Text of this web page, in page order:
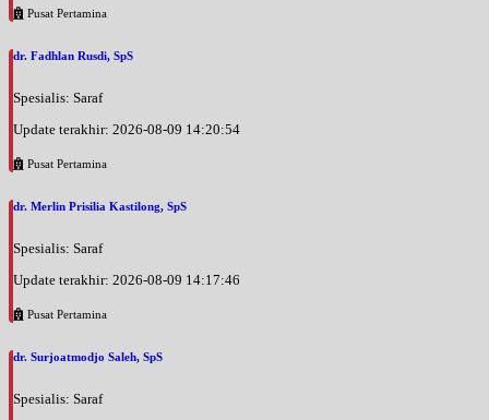
Pusat Pertamina
dr. Fadhlan Rusdi, SpS
Spesialis: Saraf
Update terakhir: 2026-08-09 14:20:54
Pusat Pertamina
dr. Merlin Prisilia Kastilong, SpS
Spesialis: Saraf
Update terakhir: 2026-08-09 14:17:46
Pusat Pertamina
dr. Surjoatmodjo Saleh, SpS
Spesialis: Saraf